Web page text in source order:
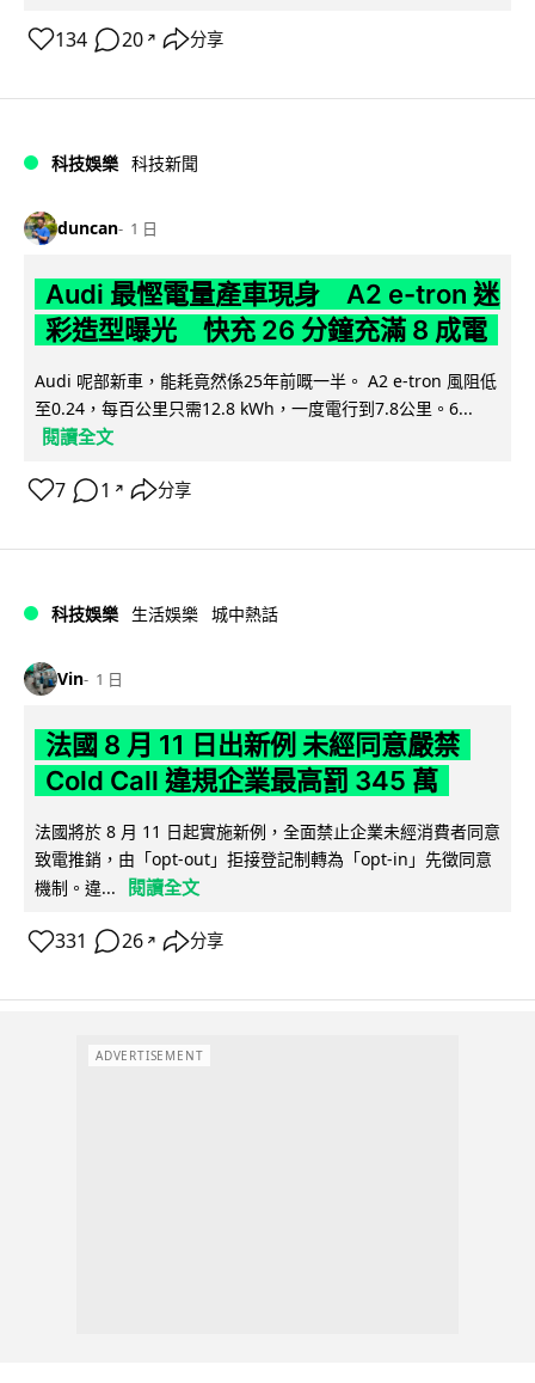
134 20 ↗ 分享
科技娛樂 科技新聞
duncan 1 日
Audi 最慳電量產車現身 A2 e-tron 迷
彩造型曝光 快充 26 分鐘充滿 8 成電
Audi 呢部新車，能耗竟然係25年前嘅一半。 A2 e-tron 風阻低
至0.24，每百公里只需12.8 kWh，一度電行到7.8公里。6...
閱讀全文
7 1 ↗ 分享
科技娛樂 生活娛樂 城中熱話
Vin 1 日
法國 8 月 11 日出新例 未經同意嚴禁
Cold Call 違規企業最高罰 345 萬
法國將於 8 月 11 日起實施新例，全面禁止企業未經消費者同意
致電推銷，由「opt-out」拒接登記制轉為「opt-in」先徵同意
機制。違...
閱讀全文
331 26 ↗ 分享
ADVERTISEMENT